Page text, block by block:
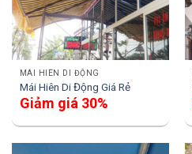
MÁI HIÊN DI ĐỘNG
Mái Hiên Di Động Giá Rẻ
Giảm giá 30%